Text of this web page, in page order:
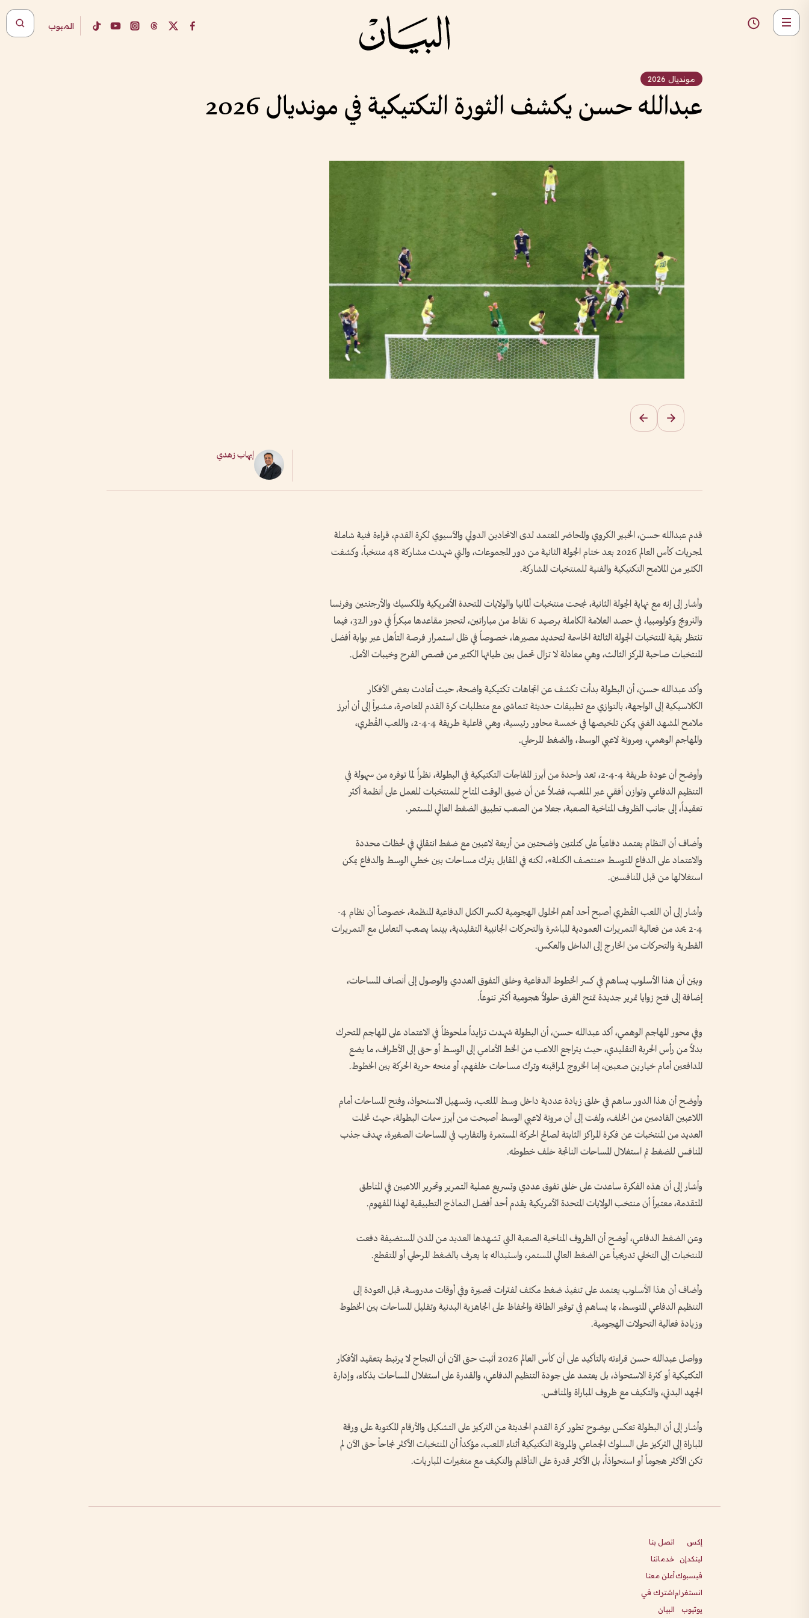
المبوب
مونديال 2026
عبدالله حسن يكشف الثورة التكتيكية في مونديال 2026
إيهاب زهدي
قدم عبدالله حسن، الخبير الكروي والمحاضر المعتمد لدى الاتحادين الدولي والآسيوي لكرة القدم، قراءة فنية شاملة
لمجريات كأس العالم 2026 بعد ختام الجولة الثانية من دور المجموعات، والتي شهدت مشاركة 48 منتخباً، وكشفت
الكثير من الملامح التكتيكية والفنية للمنتخبات المشاركة.
وأشار إلى إنه مع نهاية الجولة الثانية، نجحت منتخبات ألمانيا والولايات المتحدة الأمريكية والمكسيك والأرجنتين وفرنسا
والنرويج وكولومبيا، في حصد العلامة الكاملة برصيد 6 نقاط من مباراتين، لتحجز مقاعدها مبكراً في دور الـ32، فيما
تنتظر بقية المنتخبات الجولة الثالثة الحاسمة لتحديد مصيرها، خصوصاً في ظل استمرار فرصة التأهل عبر بوابة أفضل
المنتخبات صاحبة المركز الثالث، وهي معادلة لا تزال تحمل بين طياتها الكثير من قصص الفرح وخيبات الأمل.
وأكد عبدالله حسن، أن البطولة بدأت تكشف عن اتجاهات تكتيكية واضحة، حيث أعادت بعض الأفكار
الكلاسيكية إلى الواجهة، بالتوازي مع تطبيقات حديثة تتماشى مع متطلبات كرة القدم المعاصرة، مشيراً إلى أن أبرز
ملامح المشهد الفني يمكن تلخيصها في خمسة محاور رئيسية، وهي فاعلية طريقة 4-4-2، واللعب القُطري،
والمهاجم الوهمي، ومرونة لاعبي الوسط، والضغط المرحلي.
وأوضح أن عودة طريقة 4-4-2، تعد واحدة من أبرز المفاجآت التكتيكية في البطولة، نظراً لما توفره من سهولة في
التنظيم الدفاعي وتوازن أفقي عبر الملعب، فضلاً عن أن ضيق الوقت المتاح للمنتخبات للعمل على أنظمة أكثر
تعقيداً، إلى جانب الظروف المناخية الصعبة، جعلا من الصعب تطبيق الضغط العالي المستمر.
وأضاف أن النظام يعتمد دفاعياً على كتلتين واضحتين من أربعة لاعبين مع ضغط انتقائي في لحظات محددة
والاعتماد على الدفاع المتوسط «منتصف الكتلة»، لكنه في المقابل يترك مساحات بين خطي الوسط والدفاع يمكن
استغلالها من قبل المنافسين.
وأشار إلى أن اللعب القُطري أصبح أحد أهم الحلول الهجومية لكسر الكتل الدفاعية المنظمة، خصوصاً أن نظام 4-
4-2 يحد من فعالية التمريرات العمودية المباشرة والتحركات الجانبية التقليدية، بينما يصعب التعامل مع التمريرات
القطرية والتحركات من الخارج إلى الداخل والعكس.
وبيّن أن هذا الأسلوب يساهم في كسر الخطوط الدفاعية وخلق التفوق العددي والوصول إلى أنصاف المساحات،
إضافة إلى فتح زوايا تمرير جديدة تمنح الفرق حلولاً هجومية أكثر تنوعاً.
وفي محور المهاجم الوهمي، أكد عبدالله حسن، أن البطولة شهدت تزايداً ملحوظاً في الاعتماد على المهاجم المتحرك
بدلاً من رأس الحربة التقليدي، حيث يتراجع اللاعب من الخط الأمامي إلى الوسط أو حتى إلى الأطراف، ما يضع
المدافعين أمام خيارين صعبين، إما الخروج لمراقبته وترك مساحات خلفهم، أو منحه حرية الحركة بين الخطوط.
وأوضح أن هذا الدور ساهم في خلق زيادة عددية داخل وسط الملعب، وتسهيل الاستحواذ، وفتح المساحات أمام
اللاعبين القادمين من الخلف، ولفت إلى أن مرونة لاعبي الوسط أصبحت من أبرز سمات البطولة، حيث تخلت
العديد من المنتخبات عن فكرة المراكز الثابتة لصالح الحركة المستمرة والتقارب في المساحات الصغيرة، بهدف جذب
المنافس للضغط ثم استغلال المساحات الناتجة خلف خطوطه.
وأشار إلى أن هذه الفكرة ساعدت على خلق تفوق عددي وتسريع عملية التمرير وتحرير اللاعبين في المناطق
المتقدمة، معتبراً أن منتخب الولايات المتحدة الأمريكية يقدم أحد أفضل النماذج التطبيقية لهذا المفهوم.
وعن الضغط الدفاعي، أوضح أن الظروف المناخية الصعبة التي تشهدها العديد من المدن المستضيفة دفعت
المنتخبات إلى التخلي تدريجياً عن الضغط العالي المستمر، واستبداله بما يعرف بالضغط المرحلي أو المتقطع.
وأضاف أن هذا الأسلوب يعتمد على تنفيذ ضغط مكثف لفترات قصيرة وفي أوقات مدروسة، قبل العودة إلى
التنظيم الدفاعي المتوسط، بما يساهم في توفير الطاقة والحفاظ على الجاهزية البدنية وتقليل المساحات بين الخطوط
وزيادة فعالية التحولات الهجومية.
وواصل عبدالله حسن قراءته بالتأكيد على أن كأس العالم 2026 أثبت حتى الآن أن النجاح لا يرتبط بتعقيد الأفكار
التكتيكية أو كثرة الاستحواذ، بل يعتمد على جودة التنظيم الدفاعي، والقدرة على استغلال المساحات بذكاء، وإدارة
الجهد البدني، والتكيف مع ظروف المباراة والمنافس.
وأشار إلى أن البطولة تعكس بوضوح تطور كرة القدم الحديثة من التركيز على التشكيل والأرقام المكتوبة على ورقة
المباراة إلى التركيز على السلوك الجماعي والمرونة التكتيكية أثناء اللعب، مؤكداً أن المنتخبات الأكثر نجاحاً حتى الآن لم
تكن الأكثر هجوماً أو استحواذاً، بل الأكثر قدرة على التأقلم والتكيف مع متغيرات المباريات.
إكس
لينكدإن
فيسبوك
انستغرام
يوتيوب
اتصل بنا
خدماتنا
أعلن معنا
اشترك في
البيان